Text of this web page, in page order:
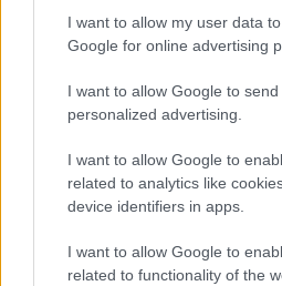
I want to allow my user data
Google for online advertising
I want to allow Google to send
personalized advertising.
I want to allow Google to
related to analytics like
device identifiers in apps.
I want to allow Google to
related to functionality of the
Τουρκία: Μυστήριο
πηγή»
Διαβάστε ακόμη
Ξεφυλλίζοντας...
γνώση, τη φύση